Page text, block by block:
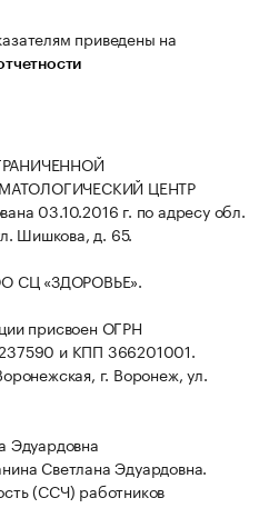
приведены на
ЦЕНТР
03.10.2016 г. по адресу обл.
Шишкова, д. 65.
СЦ «ЗДОРОВЬЕ».
присвоен ОГРН
и КПП 366201001.
г. Воронеж, ул.
Эдуардовна
Светлана Эдуардовна.
(ССЧ) работников